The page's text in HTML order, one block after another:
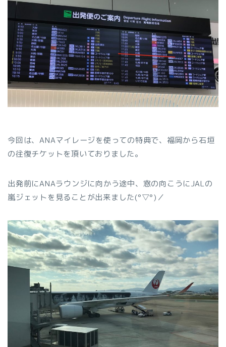
今回は、ANAマイレージを使っての特典で、福岡から石垣
の往復チケットを頂いておりました。
出発前にANAラウンジに向かう途中、窓の向こうにJALの
嵐ジェットを見ることが出来ました(°▽°)／